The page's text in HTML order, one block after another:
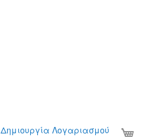
Δημιουργία Λογαριασμού